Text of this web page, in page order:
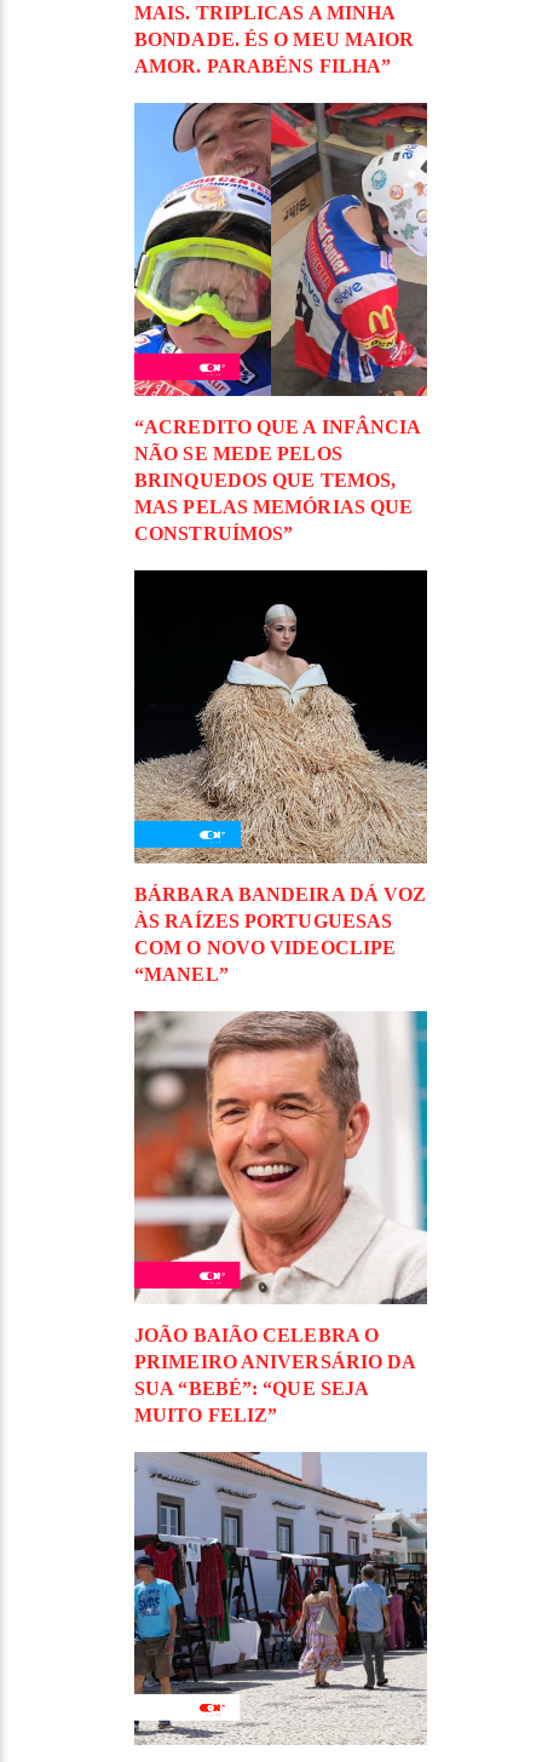
MAIS. TRIPLICAS A MINHA
BONDADE. ÉS O MEU MAIOR
AMOR. PARABÉNS FILHA”
“ACREDITO QUE A INFÂNCIA
NÃO SE MEDE PELOS
BRINQUEDOS QUE TEMOS,
MAS PELAS MEMÓRIAS QUE
CONSTRUÍMOS”
BÁRBARA BANDEIRA DÁ VOZ
ÀS RAÍZES PORTUGUESAS
COM O NOVO VIDEOCLIPE
“MANEL”
JOÃO BAIÃO CELEBRA O
PRIMEIRO ANIVERSÁRIO DA
SUA “BEBÉ”: “QUE SEJA
MUITO FELIZ”